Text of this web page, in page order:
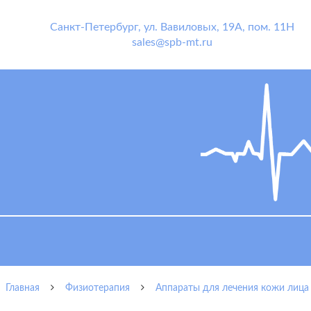
Санкт-Петербург, ул. Вавиловых, 19А, пом. 11Н
sales@spb-mt.ru
Главная Физиотерапия Аппараты для лечения кожи лица